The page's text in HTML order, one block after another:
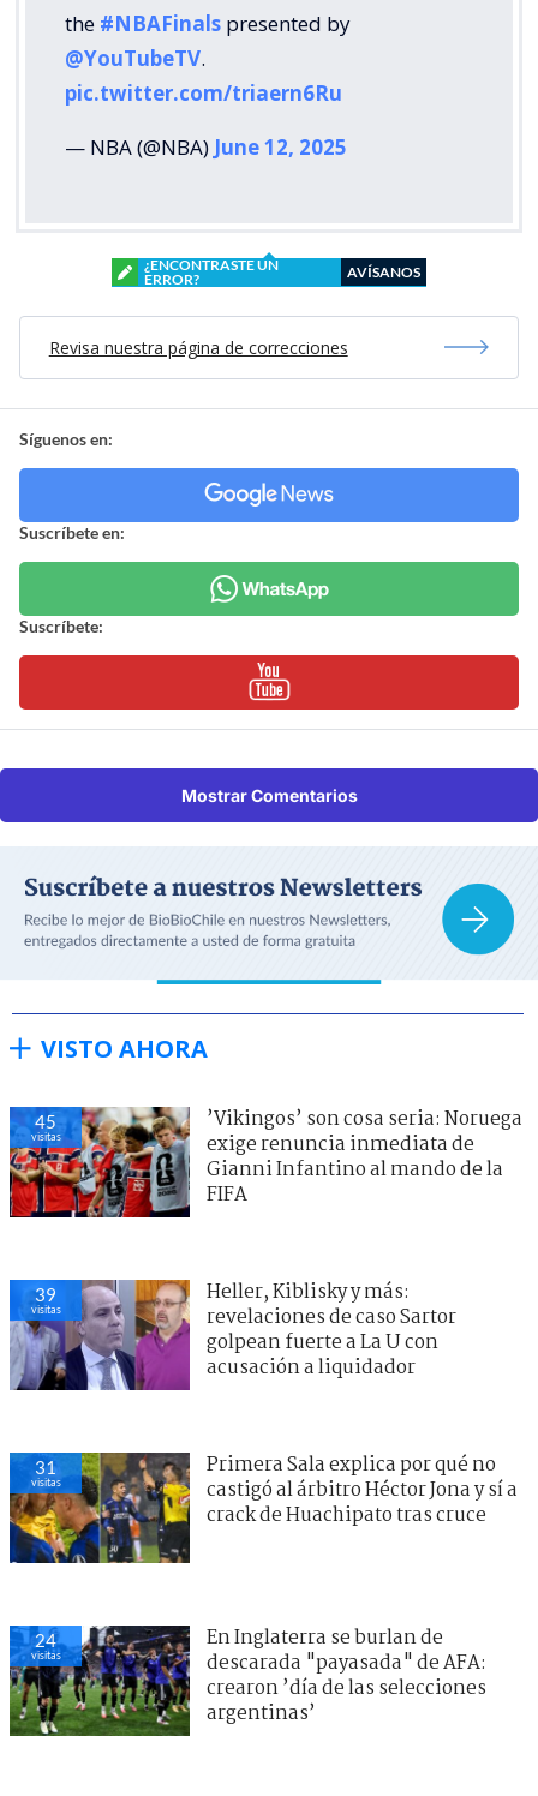
the #NBAFinals presented by
@YouTubeTV.
pic.twitter.com/triaern6Ru
— NBA (@NBA) June 12, 2025
¿ENCONTRASTE UN
ERROR?
AVÍSANOS
Revisa nuestra página de correcciones
Síguenos en:
Suscríbete en:
Suscríbete:
Mostrar Comentarios
VISTO AHORA
45
visitas
’Vikingos’ son cosa seria: Noruega
exige renuncia inmediata de
Gianni Infantino al mando de la
FIFA
39
visitas
Heller, Kiblisky y más:
revelaciones de caso Sartor
golpean fuerte a La U con
acusación a liquidador
31
visitas
Primera Sala explica por qué no
castigó al árbitro Héctor Jona y sí a
crack de Huachipato tras cruce
24
visitas
En Inglaterra se burlan de
descarada "payasada" de AFA:
crearon ’día de las selecciones
argentinas’